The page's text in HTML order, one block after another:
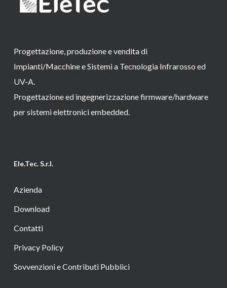
Progettazione, produzione e vendita di
Impianti/Macchine e Sistemi a Tecnologia Infrarosso ed
UV-A.
Progettazione ed ingegnerizzazione firmware/hardware
per sistemi elettronici embedded.
Ele.Tec. S.r.l.
Azienda
Download
Contatti
Privacy Policy
Sovvenzioni e Contributi Pubblici